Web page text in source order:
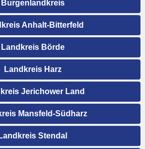
Burgenlandkreis
Anhalt-Bitterfeld
Landkreis Börde
Landkreis Harz
Jerichower Land
Mansfeld-Südharz
Landkreis Stendal